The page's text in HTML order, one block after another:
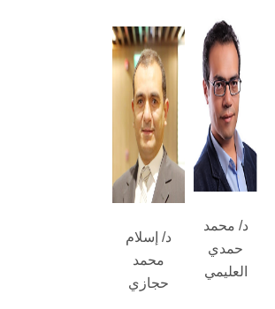
د/ إسلام
محمد
حجازي
د/ محمد
حمدي
العليمي